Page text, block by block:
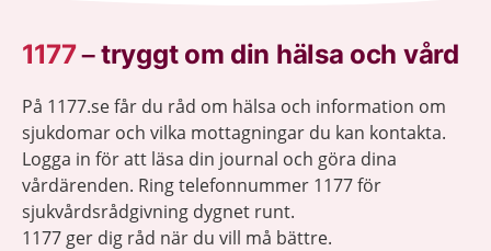
1177–tryggt om din hälsa och vård
På 1177.se får du råd om hälsa och information om
sjukdomar och vilka mottagningar du kan kontakta.
Logga in för att läsa din journal och göra dina
vårdärenden. Ring telefonnummer 1177 för
sjukvårdsrådgivning dygnet runt.
1177 ger dig råd när du vill må bättre.